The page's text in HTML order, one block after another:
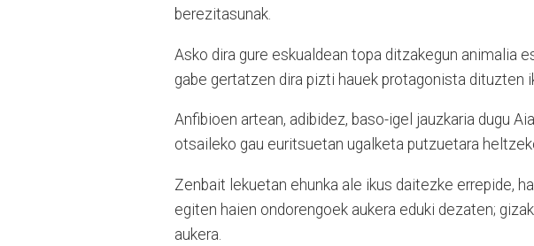
berezitasunak.
Asko dira gure eskualdean topa ditzakegun animalia
gabe gertatzen dira pizti hauek protagonista dituzten
Anfibioen artean, adibidez, baso-igel jauzkaria dugu
otsaileko gau euritsuetan ugalketa putzuetara
Zenbait lekuetan ehunka ale ikus daitezke errepide,
egiten haien ondorengoek aukera eduki dezaten;
aukera.